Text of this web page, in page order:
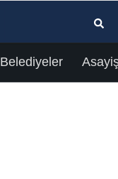
Belediyeler